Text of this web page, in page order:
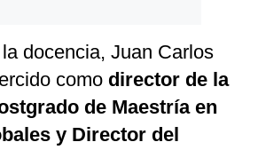
docencia, Juan Carlos
como director de la
de Maestría en
y Director del